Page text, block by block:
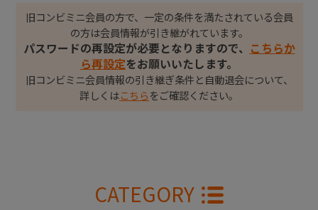
旧コンビミニ会員の方で、一定の条件を満たされている会員
の方は会員情報が引き継がれています。
パスワードの再設定が必要となりますので、
こちらか
ら再設定をお願いいたします。
旧コンビミニ会員情報の引き継ぎ条件と自動退会について、
詳しくはこちら をご確認ください。
CATEGORY